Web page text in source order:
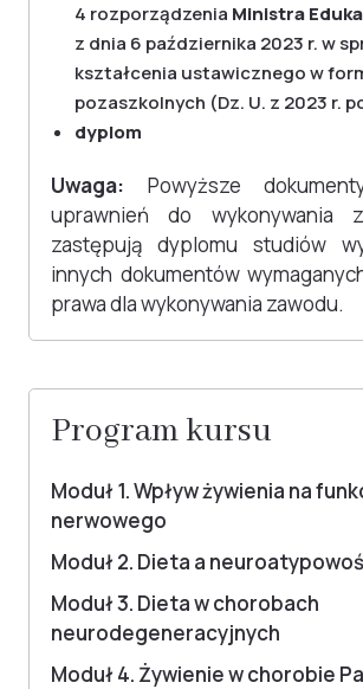
4 rozporządzenia Ministra
z dnia 6 października 2023 r. w
kształcenia ustawicznego w
pozaszkolnych (Dz. U. z 2023 r.
dyplom
Uwaga: Powyższe
uprawnień do wykonywania
zastępują dyplomu studiów
innych dokumentów
prawa dla wykonywania zawodu.
Program kursu
Moduł 1. Wpływ żywienia na
nerwowego
Moduł 2. Dieta a
Moduł 3. Dieta w chorobach
neurodegeneracyjnych
Moduł 4. Żywienie w chorobie